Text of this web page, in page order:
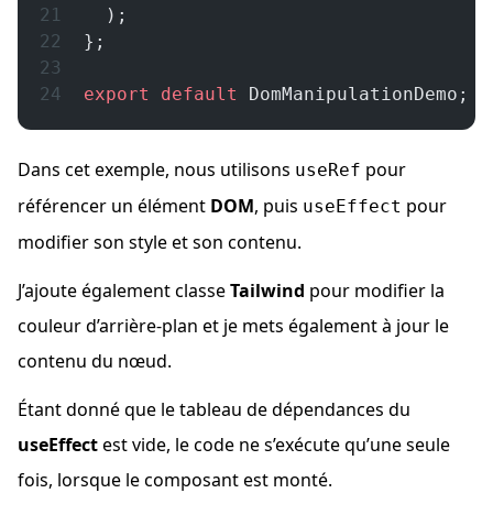
  );
};
export default DomManipulationDemo;
Dans cet exemple, nous utilisons useRef pour
référencer un élément DOM, puis useEffect pour
modifier son style et son contenu.
J’ajoute également classeTailwind pour modifier la
couleur d’arrière-plan et je mets également à jour le
contenu du nœud.
Étant donné que le tableau de dépendances du
useEffectest vide, le code ne s’exécute qu’une seule
fois, lorsque le composant est monté.